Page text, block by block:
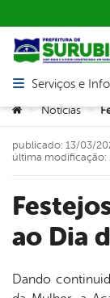
Abrir menu
Serviços e
Você está aqui:
> Notícias >
Festejos Comemorativos
ao Dia
publicado: 13/03/
última
Dando